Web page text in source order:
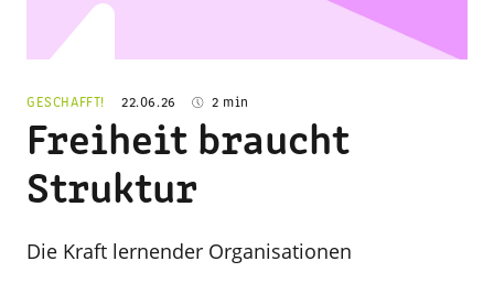
GESCHAFFT! 22.06.26 2 min
Freiheit braucht
Struktur
Die Kraft lernender Organisationen